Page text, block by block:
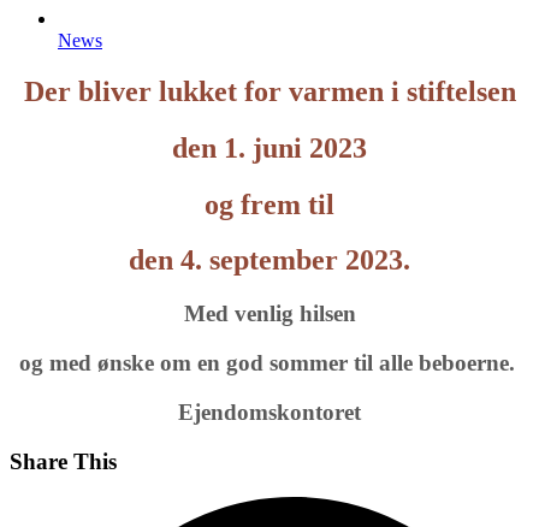
News
Der bliver lukket for varmen i stiftelsen
den 1. juni 2023
og frem til
den 4. september 2023.
Med venlig hilsen
og med ønske om en god sommer til alle beboerne.
Ejendomskontoret
Share This